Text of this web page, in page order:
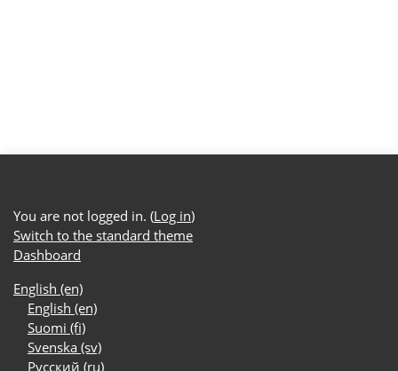
You are not logged in. (Log in)
Switch to the standard theme
Dashboard
English ‎(en)‎
English ‎(en)‎
Suomi ‎(fi)‎
Svenska ‎(sv)‎
Русский ‎(ru)‎